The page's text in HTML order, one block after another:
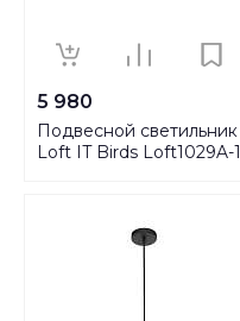
5 980
Подвесной светильник
Loft IT Birds Loft1029A-1